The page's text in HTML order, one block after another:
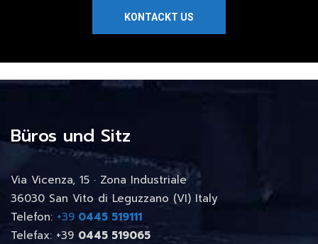
KONTACKT US
Büros und Sitz
Via Vicenza, 15 · Zona Industriale
36030 San Vito di Leguzzano (VI) Italy
Telefon: +39 0445 519111
Telefax: +39 0445 519065